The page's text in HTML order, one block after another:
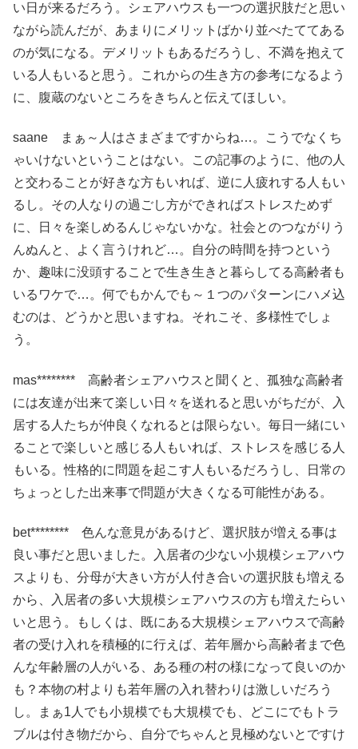
い日が来るだろう。シェアハウスも一つの選択肢だと思い
ながら読んだが、あまりにメリットばかり並べたててある
のが気になる。デメリットもあるだろうし、不満を抱えて
いる人もいると思う。これからの生き方の参考になるよう
に、腹蔵のないところをきちんと伝えてほしい。
saane まぁ～人はさまざまですからね…。こうでなくち
ゃいけないということはない。この記事のように、他の人
と交わることが好きな方もいれば、逆に人疲れする人もい
るし。その人なりの過ごし方ができればストレスためず
に、日々を楽しめるんじゃないかな。社会とのつながりう
んぬんと、よく言うけれど…。自分の時間を持つという
か、趣味に没頭することで生き生きと暮らしてる高齢者も
いるワケで…。何でもかんでも～１つのパターンにハメ込
むのは、どうかと思いますね。それこそ、多様性でしょ
う。
mas******** 高齢者シェアハウスと聞くと、孤独な高齢者
には友達が出来て楽しい日々を送れると思いがちだが、入
居する人たちが仲良くなれるとは限らない。毎日一緒にい
ることで楽しいと感じる人もいれば、ストレスを感じる人
もいる。性格的に問題を起こす人もいるだろうし、日常の
ちょっとした出来事で問題が大きくなる可能性がある。
bet******** 色んな意見があるけど、選択肢が増える事は
良い事だと思いました。入居者の少ない小規模シェアハウ
スよりも、分母が大きい方が人付き合いの選択肢も増える
から、入居者の多い大規模シェアハウスの方も増えたらい
いと思う。もしくは、既にある大規模シェアハウスで高齢
者の受け入れを積極的に行えば、若年層から高齢者まで色
んな年齢層の人がいる、ある種の村の様になって良いのか
も？本物の村よりも若年層の入れ替わりは激しいだろう
し。まぁ1人でも小規模でも大規模でも、どこにでもトラ
ブルは付き物だから、自分でちゃんと見極めないとですけ